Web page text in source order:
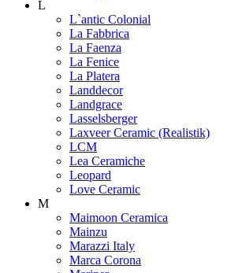
L
L`antic Colonial
La Fabbrica
La Faenza
La Fenice
La Platera
Landdecor
Landgrace
Lasselsberger
Laxveer Ceramic (Realistik)
LCM
Lea Ceramiche
Leopard
Love Ceramic
M
Maimoon Ceramica
Mainzu
Marazzi Italy
Marca Corona